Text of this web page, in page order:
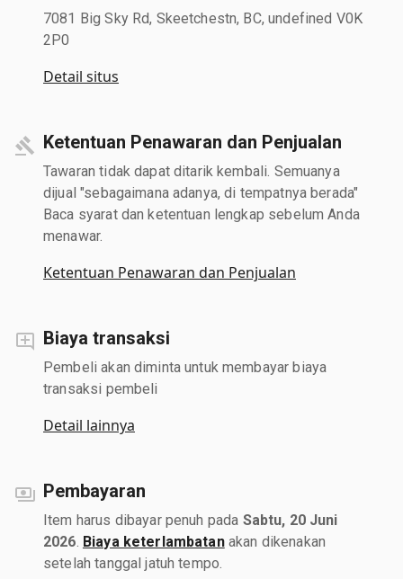
7081 Big Sky Rd, Skeetchestn, BC, undefined V0K
2P0
Detail situs
Ketentuan Penawaran dan Penjualan
Tawaran tidak dapat ditarik kembali. Semuanya
dijual "sebagaimana adanya, di tempatnya berada"
Baca syarat dan ketentuan lengkap sebelum Anda
menawar.
Ketentuan Penawaran dan Penjualan
Biaya transaksi
Pembeli akan diminta untuk membayar biaya
transaksi pembeli
Detail lainnya
Pembayaran
Item harus dibayar penuh pada Sabtu, 20 Juni
2026 Biaya keterlambatanakan dikenakan
setelah tanggal jatuh tempo.